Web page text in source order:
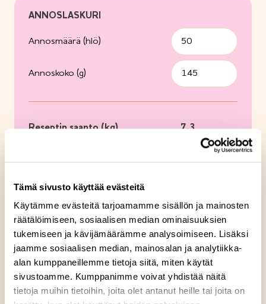
Tämä sivusto käyttää evästeitä
Käytämme evästeitä tarjoamamme sisällön ja mainosten
räätälöimiseen, sosiaalisen median ominaisuuksien
tukemiseen ja kävijämäärämme analysoimiseen. Lisäksi
jaamme sosiaalisen median, mainosalan ja analytiikka-
alan kumppaneillemme tietoja siitä, miten käytät
sivustoamme. Kumppanimme voivat yhdistää näitä
tietoja muihin tietoihin, joita olet antanut heille tai joita on
ANNOSLASKURI
Annosmäärä (hlö)
Annoskoko (g)
Reseptin saanto (kg) 7,3
6 kg
Kirjolohimureke, viipaloitu kypsä
pakaste 6,0 kg
900 g
laktoositon smetana
2,63
laktoositon kuohukerma
125 g
kirjolohenmäti
10 g
hienonnettu tilli
fenkolinsiemenjauhe